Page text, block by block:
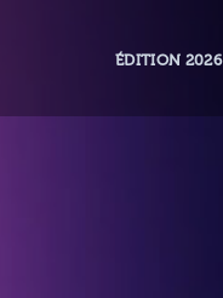
ÉDITION 2026